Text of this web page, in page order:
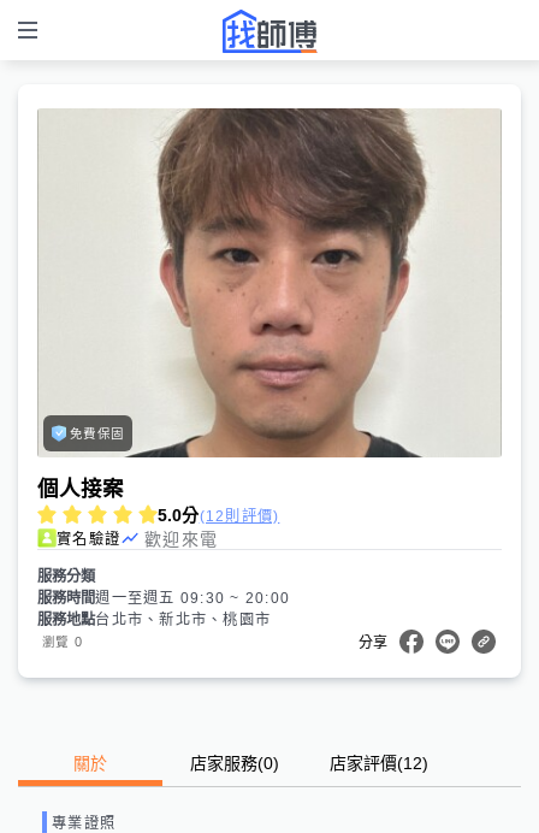
免費保固
個人接案
5.0分(12則評價)
實名驗證
歡迎來電
服務分類
服務時間週一至週五 09:30 ~ 20:00
服務地點台北市、新北市、桃園市
瀏覽 0 分享
關於 店家服務(0) 店家評價(12)
專業證照